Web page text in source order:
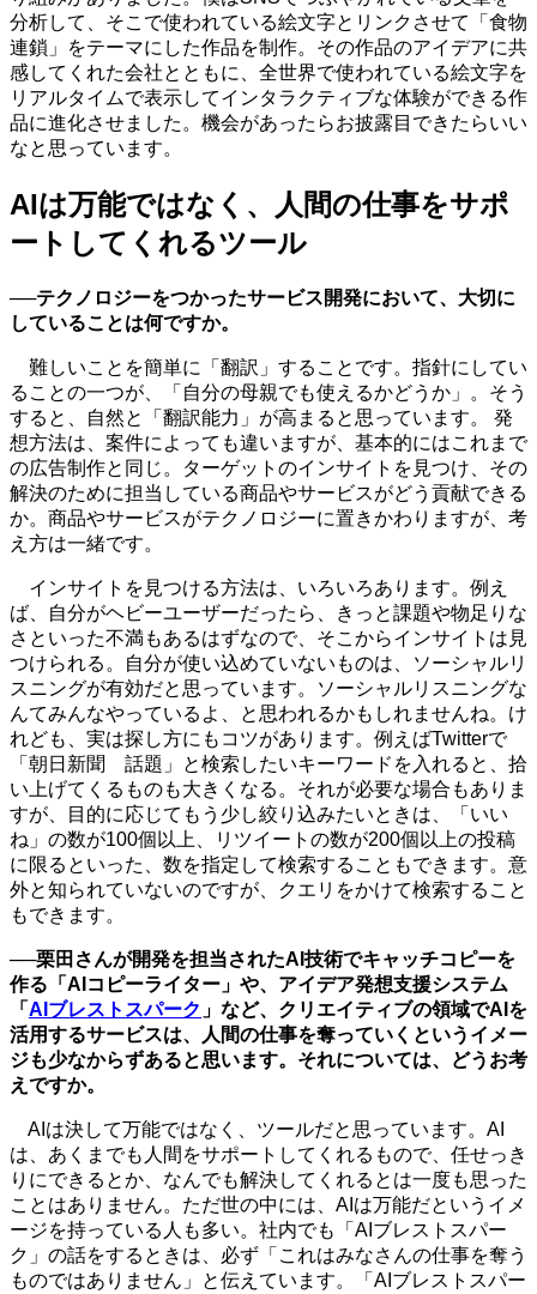
分析して、そこで使われている絵文字とリンクさせて「食物
連鎖」をテーマにした作品を制作。その作品のアイデアに共
感してくれた会社とともに、全世界で使われている絵文字を
リアルタイムで表示してインタラクティブな体験ができる作
品に進化させました。機会があったらお披露目できたらいい
なと思っています。
AIは万能ではなく、人間の仕事をサポ
ートしてくれるツール
──テクノロジーをつかったサービス開発において、大切に
していることは何ですか。
難しいことを簡単に「翻訳」することです。指針にしてい
ることの一つが、「自分の母親でも使えるかどうか」。そう
すると、自然と「翻訳能力」が高まると思っています。 発
想方法は、案件によっても違いますが、基本的にはこれまで
の広告制作と同じ。ターゲットのインサイトを見つけ、その
解決のために担当している商品やサービスがどう貢献できる
か。商品やサービスがテクノロジーに置きかわりますが、考
え方は一緒です。
インサイトを見つける方法は、いろいろあります。例え
ば、自分がヘビーユーザーだったら、きっと課題や物足りな
さといった不満もあるはずなので、そこからインサイトは見
つけられる。自分が使い込めていないものは、ソーシャルリ
スニングが有効だと思っています。ソーシャルリスニングな
んてみんなやっているよ、と思われるかもしれませんね。け
れども、実は探し方にもコツがあります。例えばTwitterで
「朝日新聞 話題」と検索したいキーワードを入れると、拾
い上げてくるものも大きくなる。それが必要な場合もありま
すが、目的に応じてもう少し絞り込みたいときは、「いい
ね」の数が100個以上、リツイートの数が200個以上の投稿
に限るといった、数を指定して検索することもできます。意
外と知られていないのですが、クエリをかけて検索すること
もできます。
──栗田さんが開発を担当されたAI技術でキャッチコピーを
作る「AIコピーライター」や、アイデア発想支援システム
「 AIブレストスパーク 」など、クリエイティブの領域でAIを
活用するサービスは、人間の仕事を奪っていくというイメー
ジも少なからずあると思います。それについては、どうお考
えですか。
AIは決して万能ではなく、ツールだと思っています。AI
は、あくまでも人間をサポートしてくれるもので、任せっき
りにできるとか、なんでも解決してくれるとは一度も思った
ことはありません。ただ世の中には、AIは万能だというイメ
ージを持っている人も多い。社内でも「AIブレストスパー
ク」の話をするときは、必ず「これはみなさんの仕事を奪う
ものではありません」と伝えています。「AIブレストスパー